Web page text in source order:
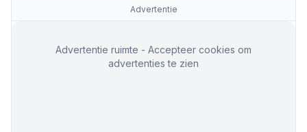
Advertentie
Advertentie ruimte - Accepteer cookies om
advertenties te zien